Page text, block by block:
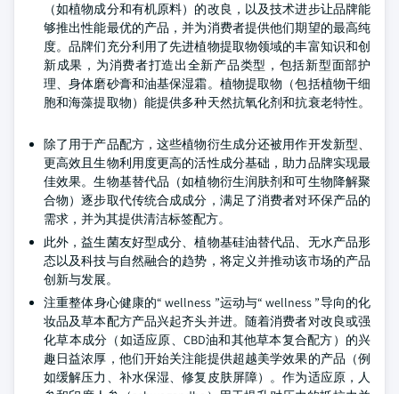
（如植物成分和有机原料）的改良，以及技术进步让品牌能
够推出性能最优的产品，并为消费者提供他们期望的最高纯
度。品牌们充分利用了先进植物提取物领域的丰富知识和创
新成果，为消费者打造出全新产品类型，包括新型面部护
理、身体磨砂膏和油基保湿霜。植物提取物（包括植物干细
胞和海藻提取物）能提供多种天然抗氧化剂和抗衰老特性。
除了用于产品配方，这些植物衍生成分还被用作开发新型、
更高效且生物利用度更高的活性成分基础，助力品牌实现最
佳效果。生物基替代品（如植物衍生润肤剂和可生物降解聚
合物）逐步取代传统合成成分，满足了消费者对环保产品的
需求，并为其提供清洁标签配方。
此外，益生菌友好型成分、植物基硅油替代品、无水产品形
态以及科技与自然融合的趋势，将定义并推动该市场的产品
创新与发展。
注重整体身心健康的“ wellness ”运动与“ wellness ”导向的化
妆品及草本配方产品兴起齐头并进。随着消费者对改良或强
化草本成分（如适应原、CBD油和其他草本复合配方）的兴
趣日益浓厚，他们开始关注能提供超越美学效果的产品（例
如缓解压力、补水保湿、修复皮肤屏障）。作为适应原，人